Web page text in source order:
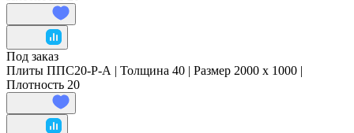
Под заказ
Плиты ППС20-Р-А | Толщина 40 | Размер 2000 x 1000 |
Плотность 20